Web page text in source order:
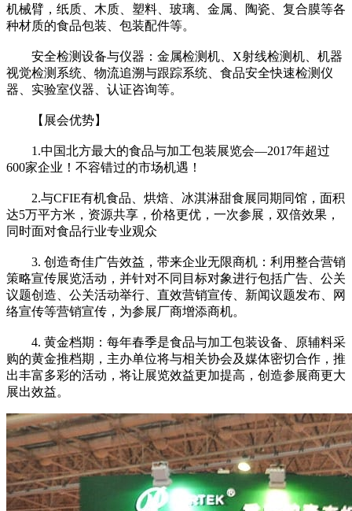
机械臂，纸质、木质、塑料、玻璃、金属、陶瓷、复合膜等各
种材质的食品包装、包装配件等。
安全检测设备与仪器：金属检测机、X射线检测机、机器
视觉检测系统、物流追溯与跟踪系统、食品安全快速检测仪
器、实验室仪器、认证咨询等。
【展会优势】
1.中国北方最大的食品与加工包装展览会—2017年超过
600家企业！不容错过的市场机遇！
2.与CFIE有机食品、烘焙、冰淇淋甜食展同期同馆，面积
达5万平方米，资源共享，价格更优，一次参展，双倍效果，
同时面对食品行业专业观众
3. 创造奇佳广告效益，带来企业无限商机：利用整合营销
策略宣传展览活动，并针对不同目标对象进行包括广告、公关
议题创造、公关活动举行、直效营销宣传、新闻议题发布、网
络宣传等营销宣传，为参展厂商增添商机。
4. 黄金档期：每年春季是食品与加工包装设备、原辅料采
购的黄金推档期，主办单位将与相关协会及媒体密切合作，推
出丰富多彩的活动，将让展览效益更加提高，创造参展商更大
展出效益。